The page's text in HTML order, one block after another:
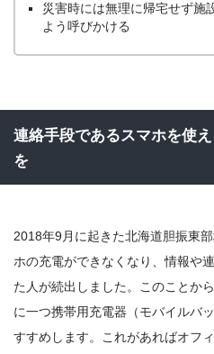
災害時には無理に帰宅せず施
よう呼びかける
連絡手段であるスマホを使
を
2018年9月に起きた北海道胆振東
ホの充電ができなくなり、情報や
た人が続出しました。このことか
に一つ携帯用充電器（モバイルバ
すすめします。これがあればオフ